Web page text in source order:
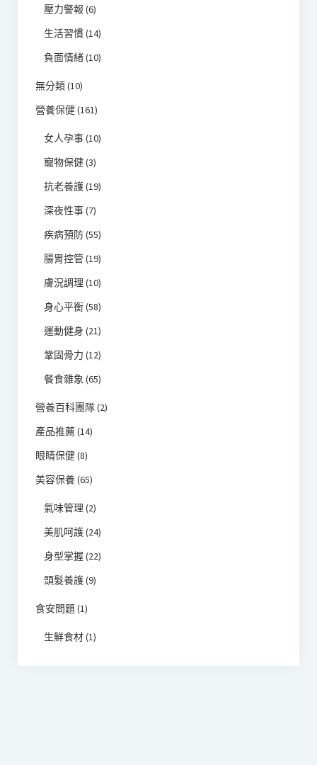
壓力警報 (6)
生活習慣(14)
負面情緒(10)
無分類(10)
營養保健(161)
女人孕事(10)
寵物保健(3)
抗老養護(19)
深夜性事(7)
疾病預防(55)
腸胃控管(19)
膚況調理 (10)
身心平衡(58)
運動健身 (21)
鞏固骨力 (12)
餐食雜象 (65)
營養百科團隊(2)
產品推薦(14)
眼睛保健(8)
美容保養(65)
氣味管理 (2)
美肌呵護(24)
身型掌握 (22)
頭髮養護(9)
食安問題(1)
生鮮食材(1)